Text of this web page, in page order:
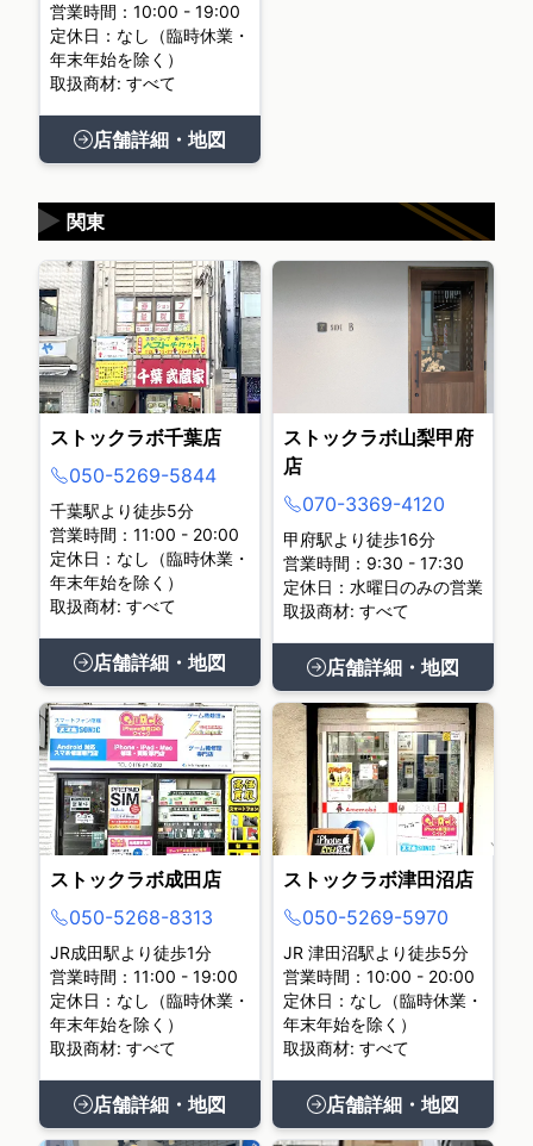
営業時間：10:00 - 19:00
定休日：なし（臨時休業・
年末年始を除く）
取扱商材: すべて
店舗詳細・地図
関東
▶
ストックラボ千葉店
050-5269-5844
千葉駅より徒歩5分
営業時間：11:00 - 20:00
定休日：なし（臨時休業・
年末年始を除く）
取扱商材: すべて
店舗詳細・地図
ストックラボ山梨甲府
店
070-3369-4120
甲府駅より徒歩16分
営業時間：9:30 - 17:30
定休日：水曜日のみの営業
取扱商材: すべて
店舗詳細・地図
ストックラボ成田店
050-5268-8313
JR成田駅より徒歩1分
営業時間：11:00 - 19:00
定休日：なし（臨時休業・
年末年始を除く）
取扱商材: すべて
店舗詳細・地図
ストックラボ津田沼店
050-5269-5970
JR 津田沼駅より徒歩5分
営業時間：10:00 - 20:00
定休日：なし（臨時休業・
年末年始を除く）
取扱商材: すべて
店舗詳細・地図